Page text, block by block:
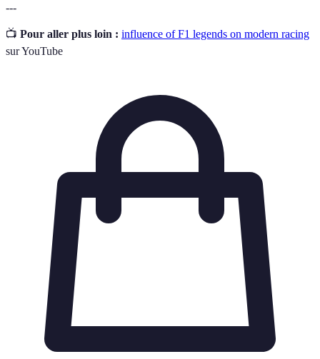
---
📺 Pour aller plus loin : influence of F1 legends on modern racing
sur YouTube